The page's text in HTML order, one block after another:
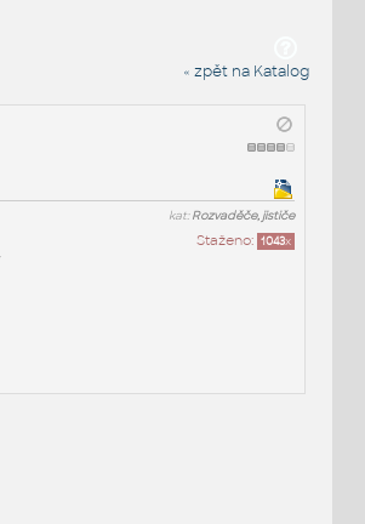
« zpět na Katalog
kat:Rozvaděče, jističe
Staženo: 1043x